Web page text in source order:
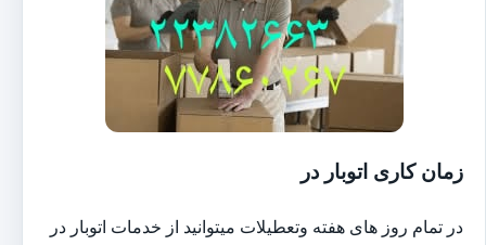
زمان کاری اتوبار در
در تمام روز های هفته وتعطیلات میتوانید از خدمات اتوبار در